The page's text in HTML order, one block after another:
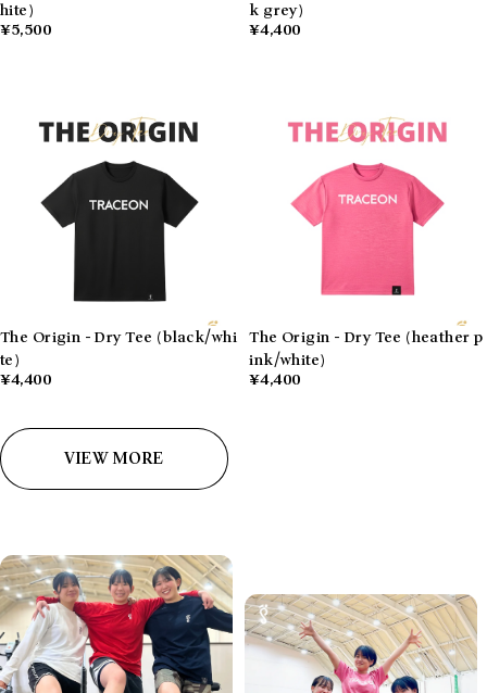
hite)
¥5,500
k grey)
¥4,400
The Origin - Dry Tee (black/whi
te)
¥4,400
The Origin - Dry Tee (heather p
ink/white)
¥4,400
VIEW MORE